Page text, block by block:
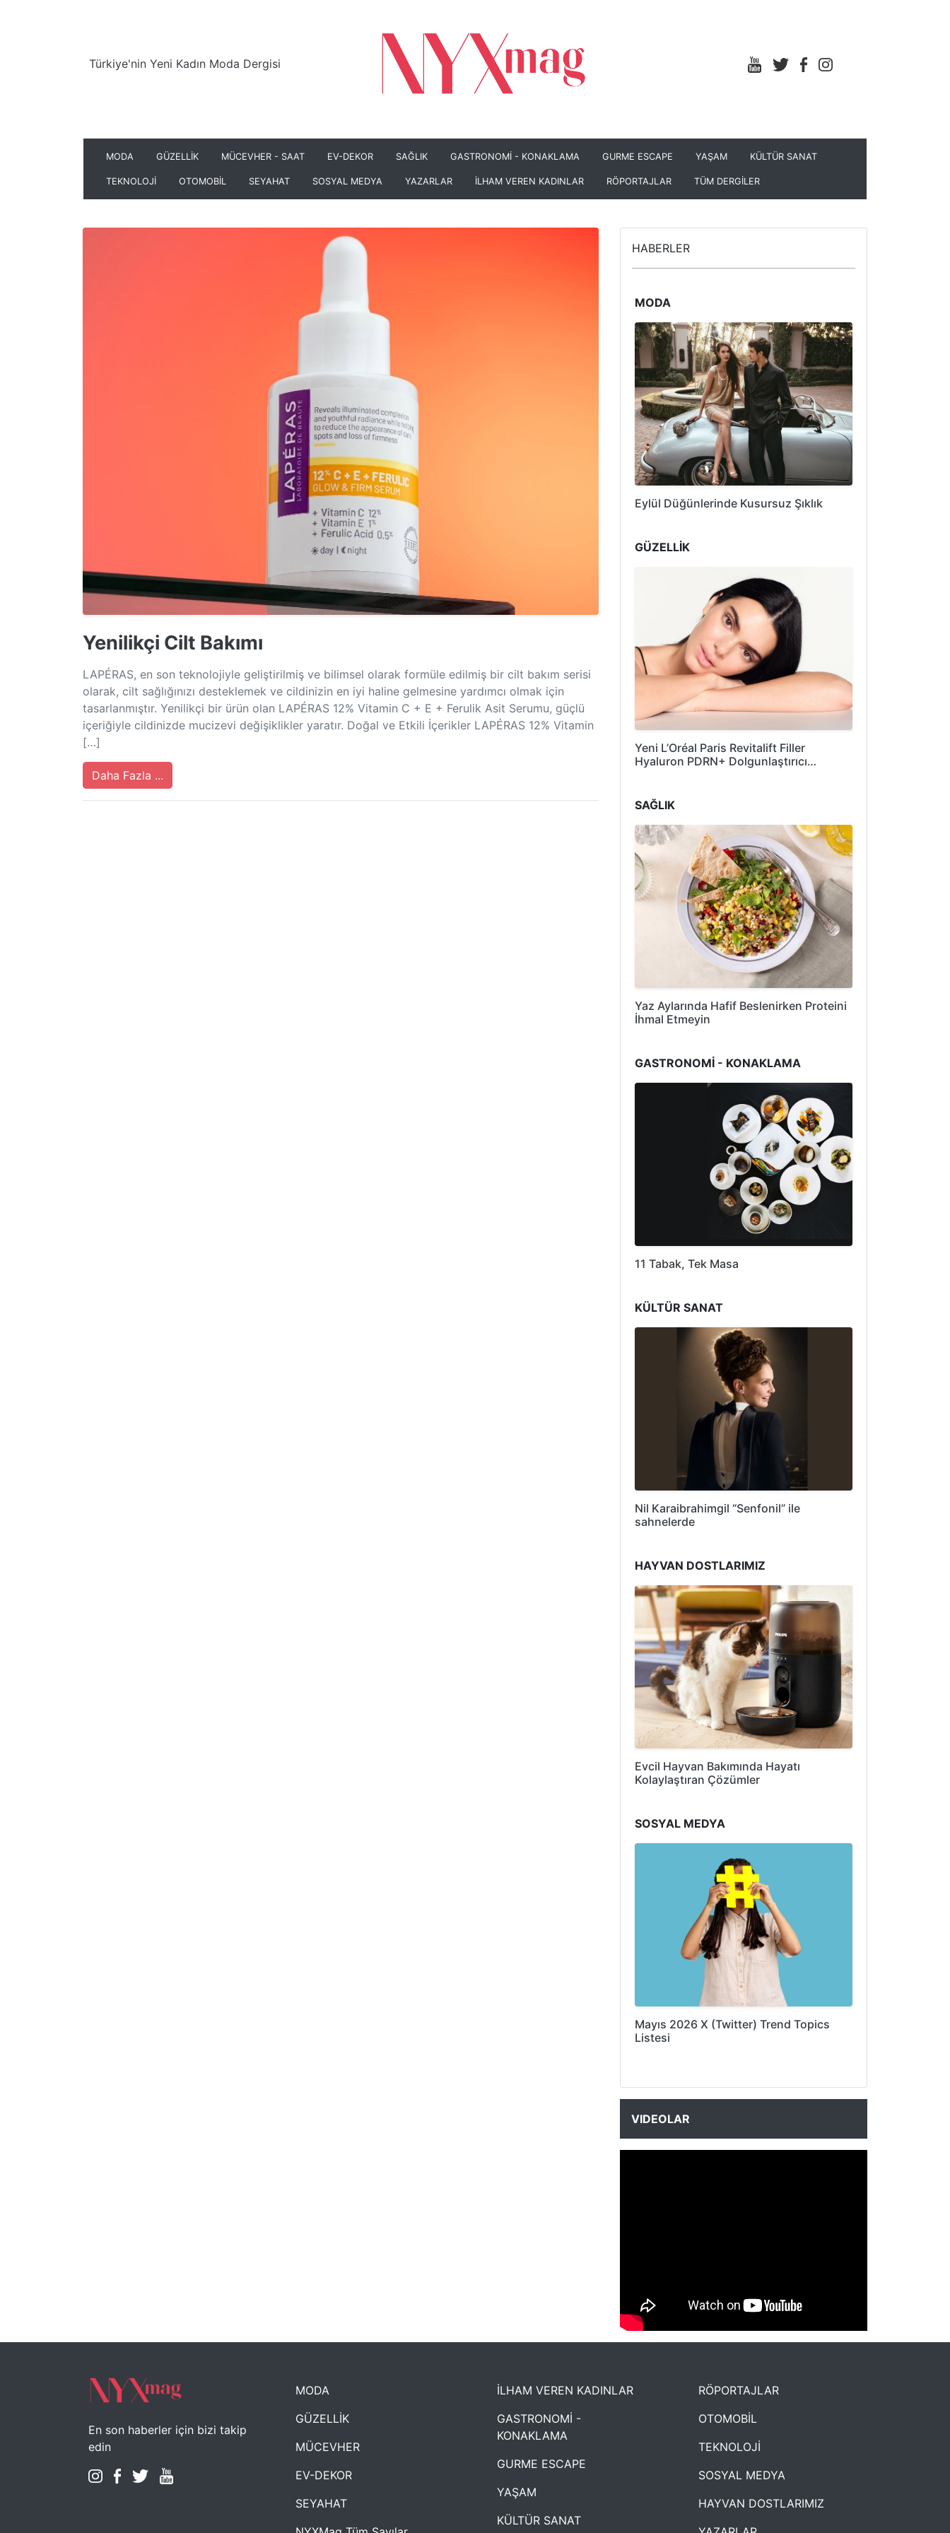
Türkiye'nin Yeni Kadın Moda Dergisi
MODA GÜZELLİK MÜCEVHER - SAAT EV-DEKOR SAĞLIK GASTRONOMİ - KONAKLAMA GURME ESCAPE YAŞAM KÜLTÜR SANAT
TEKNOLOJİ OTOMOBİL SEYAHAT SOSYAL MEDYA YAZARLAR İLHAM VEREN KADINLAR RÖPORTAJLAR TÜM DERGİLER
Yenilikçi Cilt Bakımı
LAPÉRAS, en son teknolojiyle geliştirilmiş ve bilimsel olarak formüle edilmiş bir cilt bakım serisi
olarak, cilt sağlığınızı desteklemek ve cildinizin en iyi haline gelmesine yardımcı olmak için
tasarlanmıştır. Yenilikçi bir ürün olan LAPÉRAS 12% Vitamin C + E + Ferulik Asit Serumu, güçlü
içeriğiyle cildinizde mucizevi değişiklikler yaratır. Doğal ve Etkili İçerikler LAPÉRAS 12% Vitamin
[…]
Daha Fazla ...
HABERLER
MODA
Eylül Düğünlerinde Kusursuz Şıklık
GÜZELLİK
Yeni L’Oréal Paris Revitalift Filler
Hyaluron PDRN+ Dolgunlaştırıcı…
SAĞLIK
Yaz Aylarında Hafif Beslenirken Proteini
İhmal Etmeyin
GASTRONOMİ - KONAKLAMA
11 Tabak, Tek Masa
KÜLTÜR SANAT
Nil Karaibrahimgil “Senfonil” ile
sahnelerde
HAYVAN DOSTLARIMIZ
Evcil Hayvan Bakımında Hayatı
Kolaylaştıran Çözümler
SOSYAL MEDYA
Mayıs 2026 X (Twitter) Trend Topics
Listesi
VIDEOLAR
NYXmag 2. Yaş Kutlama Etkinliği
En son haberler için bizi takip
edin
MODA
GÜZELLİK
MÜCEVHER
EV-DEKOR
SEYAHAT
İLHAM VEREN KADINLAR
GASTRONOMİ -
KONAKLAMA
GURME ESCAPE
YAŞAM
KÜLTÜR SANAT
RÖPORTAJLAR
OTOMOBİL
TEKNOLOJİ
SOSYAL MEDYA
HAYVAN DOSTLARIMIZ